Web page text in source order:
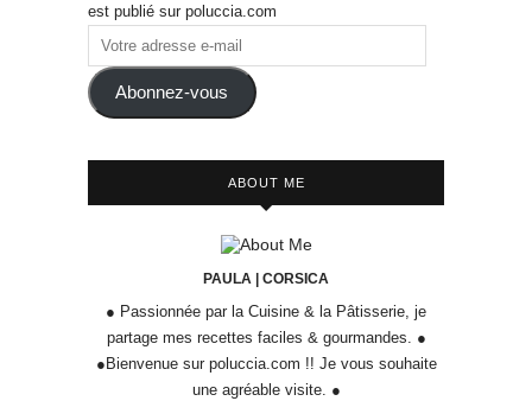
est publié sur poluccia.com
Abonnez-vous
ABOUT ME
PAULA | CORSICA
● Passionnée par la Cuisine & la Pâtisserie, je
partage mes recettes faciles & gourmandes. ●
●Bienvenue sur poluccia.com !! Je vous souhaite
une agréable visite. ●